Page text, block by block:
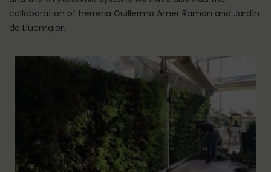
collaboration of herreria Guillermo Amer Ramon and Jardín
de Llucmajor.